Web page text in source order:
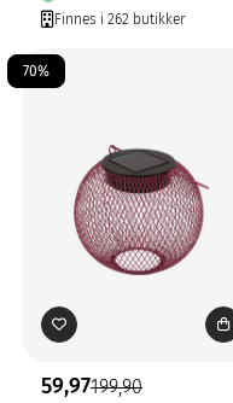
Finnes i 262 butikker
70%
59,97199,90